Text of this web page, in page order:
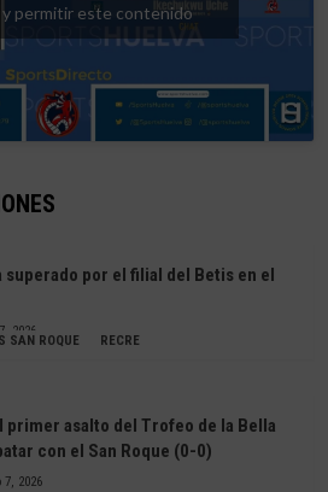
permitir este contenido
superado por el filial del Betis en el
2026
SAN ROQUE
RECRE
primer asalto del Trofeo de la Bella
con el San Roque (0-0)
7, 2026